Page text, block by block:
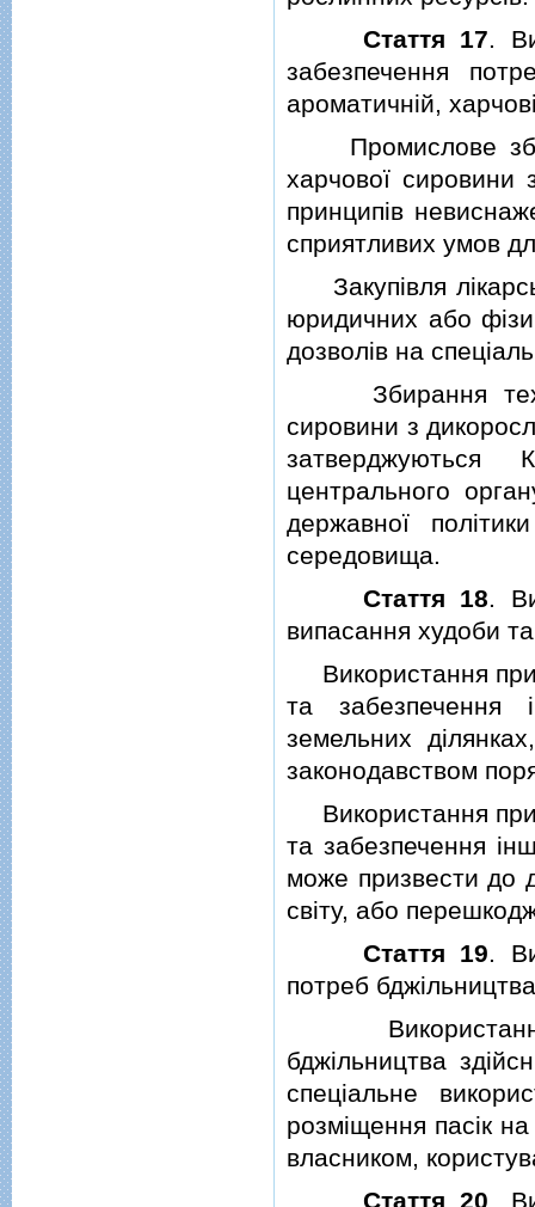
Стаття 17.
забезпечення
ароматичнiй,
Промислове
харчової сировини
принципiв
сприятливих умов
Закупiвля
юридичних або
дозволiв на
Збирання
сировини з
центрального
державної
середовища.
Стаття 18.
випасання худоби
Використання
та забезпечення
земельних
законодавством
Використання
та забезпечення
може призвести до
свiту, або
Стаття 19.
потреб бджiльництва
Використання
бджiльництва
спецiальне
розмiщення пасiк
власником,
Стаття 20 .